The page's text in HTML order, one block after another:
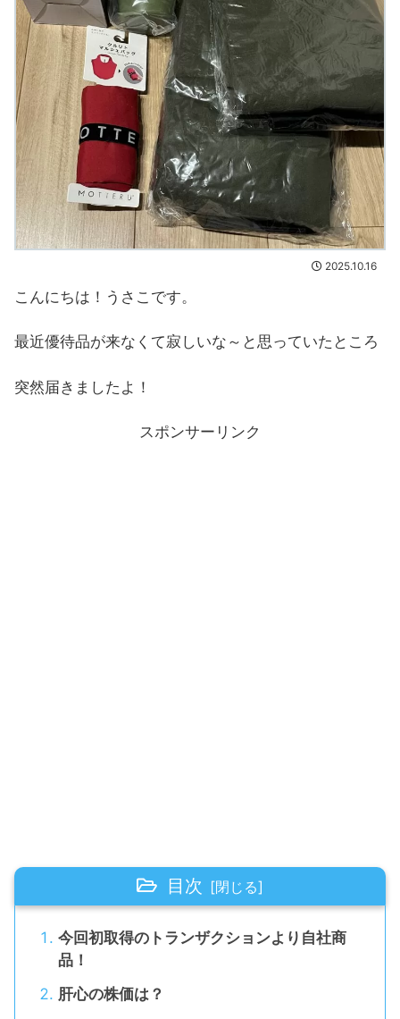
2025.10.16
こんにちは！うさこです。
最近優待品が来なくて寂しいな～と思っていたところ
突然届きましたよ！
スポンサーリンク
目次
今回初取得のトランザクションより自社商
品！
肝心の株価は？